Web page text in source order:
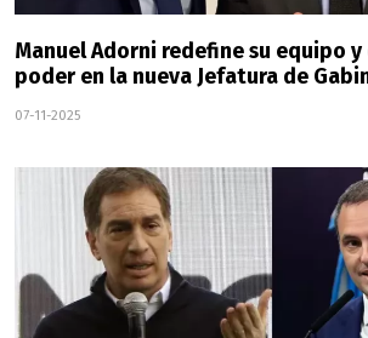
Manuel Adorni redefine su equipo
poder en la nueva Jefatura de
07-11-2025